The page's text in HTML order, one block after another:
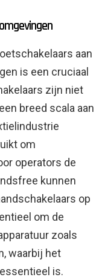
aan
is een cruciaal
zijn niet
breed scala aan
om
operators de
kunnen
op
om de
zoals
waarbij het
is.